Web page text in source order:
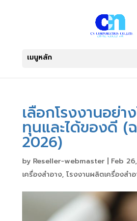
เลือกโรงงานอย่า
ทุนและได้ของดี (
2026)
by Reseller-webmaster| Feb
เครื่องสำอาง, โรงงานผลิตเครื่องสำ